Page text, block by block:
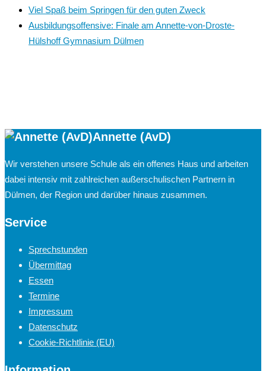
Viel Spaß beim Springen für den guten Zweck
Ausbildungsoffensive: Finale am Annette-von-Droste-
Hülshoff Gymnasium Dülmen
Annette (AvD)
Wir verstehen unsere Schule als ein offenes Haus und arbeiten
dabei intensiv mit zahlreichen außerschulischen Partnern in
Dülmen, der Region und darüber hinaus zusammen.
Service
Sprechstunden
Übermittag
Essen
Termine
Impressum
Datenschutz
Cookie-Richtlinie (EU)